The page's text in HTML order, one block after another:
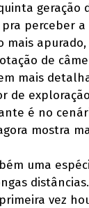
geração
pra perceber
mais
de
mais
de
é no
mostra
uma
vez